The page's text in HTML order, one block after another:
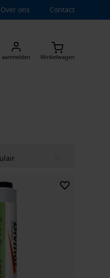
Over ons Contact
aanmelden Winkelwagen